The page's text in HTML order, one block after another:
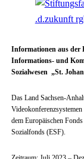
Informationen aus der
Informations- und
Sozialwesen „St.
Das Land Sachsen-
dem Europäischen
Sozialfonds (ESF).